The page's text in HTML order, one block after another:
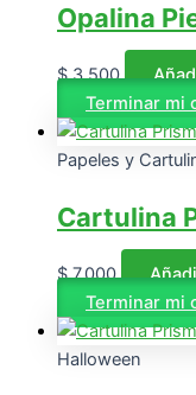
Opalina
$3.500
Terminar mi
Papeles y
Cartulina
$7.000
Terminar mi
Halloween